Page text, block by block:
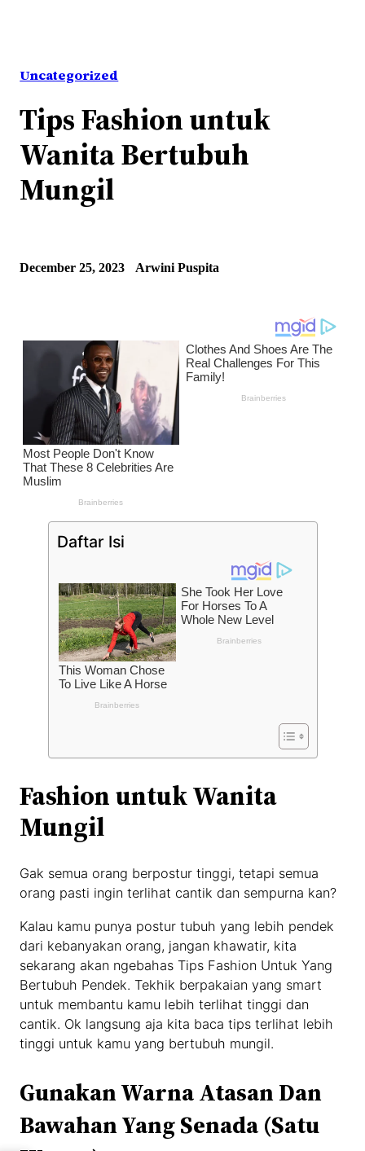
Uncategorized
Tips Fashion untuk
Wanita Bertubuh
Mungil
December 25, 2023 Arwini Puspita
Daftar Isi
Fashion untuk Wanita
Mungil
Gak semua orang berpostur tinggi, tetapi semua
orang pasti ingin terlihat cantik dan sempurna kan?
Kalau kamu punya postur tubuh yang lebih pendek
dari kebanyakan orang, jangan khawatir, kita
sekarang akan ngebahas Tips Fashion Untuk Yang
Bertubuh Pendek. Tekhik berpakaian yang smart
untuk membantu kamu lebih terlihat tinggi dan
cantik. Ok langsung aja kita baca tips terlihat lebih
tinggi untuk kamu yang bertubuh mungil.
Gunakan Warna Atasan Dan
Bawahan Yang Senada (Satu